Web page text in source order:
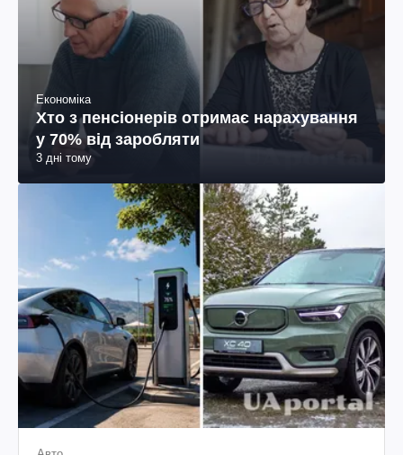
Економіка
Хто з пенсіонерів отримає нарахування
у 70% від заробляти
3 дні тому